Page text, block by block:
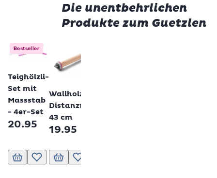
Die unentbehrlichen
Produkte zum Guetzlen
Bestseller
Teighölzli-
Set mit
Massstab
- 4er-Set
20.95
In den Warenkorb
Zur Wunschliste hinzufügen
Wallholz mit 4
Distanzringen,
43 cm
19.95
In den Warenkorb
Zur Wunschliste hinzufügen